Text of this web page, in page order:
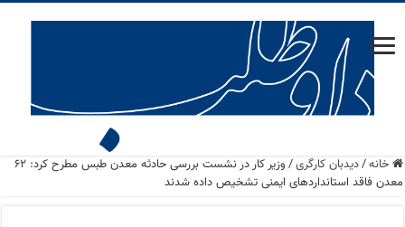
خانه/دید‌بان کارگری/
وزیر کار در نشست بررسی حادثه معدن طبس مطرح کرد: ۶۲
معدن فاقد استانداردهای ایمنی تشخیص داده شدند